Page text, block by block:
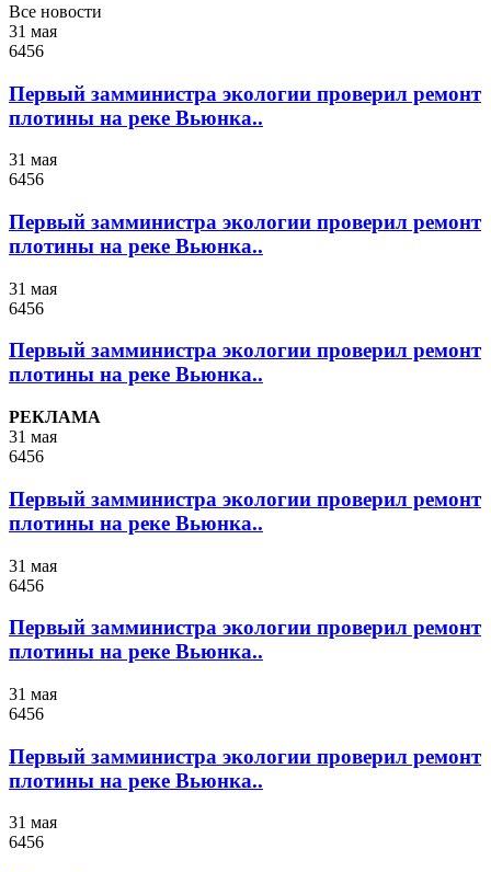
Все новости
31 мая
6456
Первый замминистра экологии проверил ремонт
плотины на реке Вьюнка..
31 мая
6456
Первый замминистра экологии проверил ремонт
плотины на реке Вьюнка..
31 мая
6456
Первый замминистра экологии проверил ремонт
плотины на реке Вьюнка..
РЕКЛАМА
31 мая
6456
Первый замминистра экологии проверил ремонт
плотины на реке Вьюнка..
31 мая
6456
Первый замминистра экологии проверил ремонт
плотины на реке Вьюнка..
31 мая
6456
Первый замминистра экологии проверил ремонт
плотины на реке Вьюнка..
31 мая
6456